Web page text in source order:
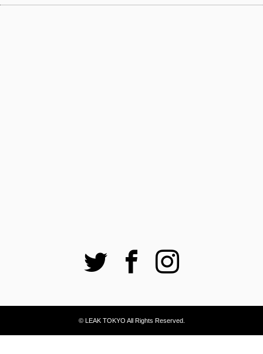
Twitter Facebook
© LEAK TOKYO All Rights Reserved.